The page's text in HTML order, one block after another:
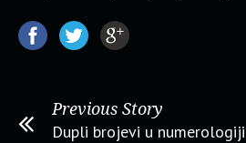
Previous Story
Dupli brojevi u numerologiji